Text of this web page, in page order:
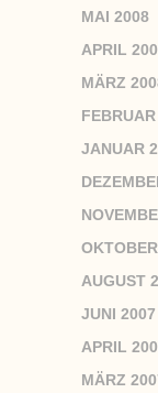
MAI 2008
APRIL
MÄRZ
JANUAR
AUGUST
JUNI 2007
APRIL
MÄRZ